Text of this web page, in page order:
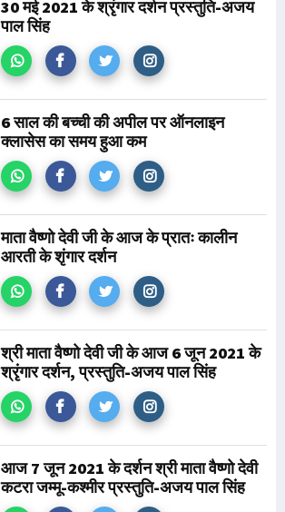
30 मई 2021 के श्रृंगार दर्शन प्रस्तुति-अजय
पाल सिंह
6 साल की बच्ची की अपील पर ऑनलाइन
क्लासेस का समय हुआ कम
माता वैष्णो देवी जी के आज के प्रातः कालीन
आरती के शृंगार दर्शन
श्री माता वैष्णो देवी जी के आज 6 जून 2021 के
श्रृंगार दर्शन, प्रस्तुति-अजय पाल सिंह
आज 7 जून 2021 के दर्शन श्री माता वैष्णो देवी
कटरा जम्मू-कश्मीर प्रस्तुति-अजय पाल सिंह